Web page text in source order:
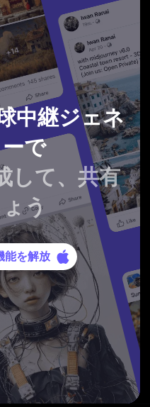
中継ジェネ
で
して、共有
う
能を解放